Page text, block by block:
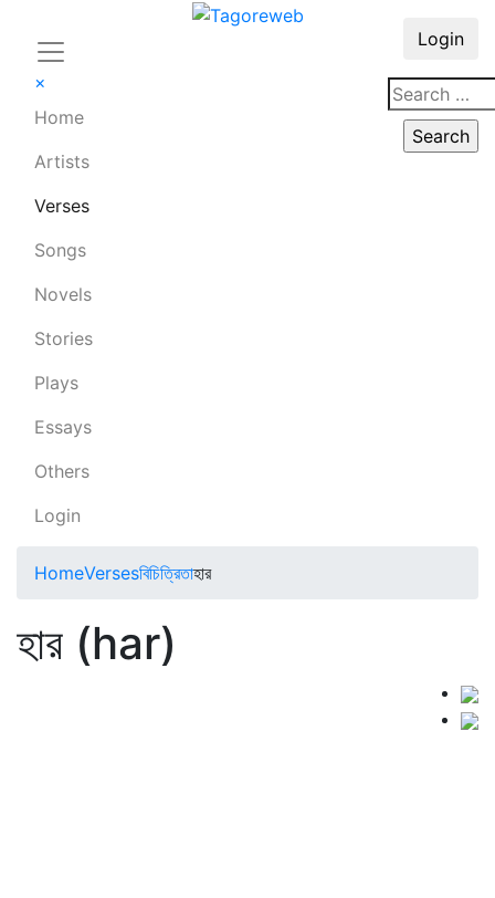
×
Home
Artists
Verses
Songs
Novels
Stories
Plays
Essays
Others
Login
Login
HomeVersesবিচিত্রিতাহার
হার (har)